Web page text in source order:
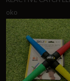
oko